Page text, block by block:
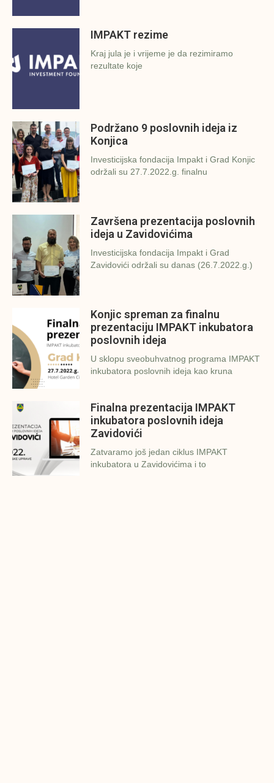
IMPAKT rezime
Kraj jula je i vrijeme je da rezimiramo
rezultate koje
Podržano 9 poslovnih ideja iz
Konjica
Investicijska fondacija Impakt i Grad Konjic
održali su 27.7.2022.g. finalnu
Završena prezentacija poslovnih
ideja u Zavidovićima
Investicijska fondacija Impakt i Grad
Zavidovići održali su danas (26.7.2022.g.)
Konjic spreman za finalnu
prezentaciju IMPAKT inkubatora
poslovnih ideja
U sklopu sveobuhvatnog programa IMPAKT
inkubatora poslovnih ideja kao kruna
Finalna prezentacija IMPAKT
inkubatora poslovnih ideja
Zavidovići
Zatvaramo još jedan ciklus IMPAKT
inkubatora u Zavidovićima i to